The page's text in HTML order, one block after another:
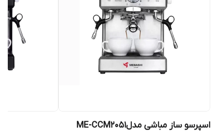
اسپرسو ساز مباشی مدلME-CCM2051